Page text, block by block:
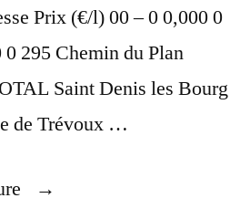
Prix (€/l) 00 – 0 0,000 0
295 Chemin du Plan
Saint Denis les Bourg
de Trévoux …
« Liste